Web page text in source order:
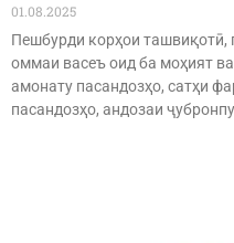
01.08.2025
Пешбурди корҳои ташвиқотӣ,
оммаи васеъ оид ба моҳият
амонату пасандозҳо, сатҳи
пасандозҳо, андозаи